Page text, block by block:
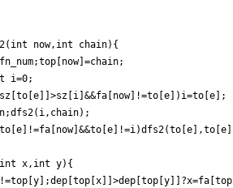
now,int chain){
i=0;
x,int y){